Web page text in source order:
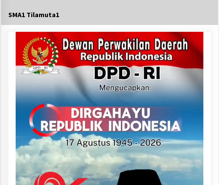
SMA1 Tilamuta1